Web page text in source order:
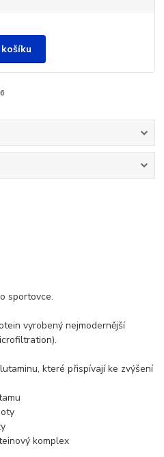
sportovce.
vyrobený nejmodernější
které přispívají ke zvýšení
komplex